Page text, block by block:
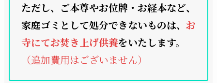
ただし、ご本尊やお位牌・お経本など、
家庭ゴミとして処分できないものは、 お
寺にてお焚き上げ供養をいたします。
（追加費用はございません）